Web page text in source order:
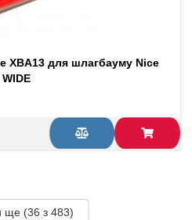
XBA13 для шлагбауму Nice
WIDE
ще (36 з 483)